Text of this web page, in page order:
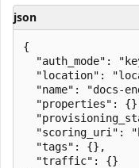
json
{
"auth_mode":
"location":
"name": "docs-
"properties":
"scoring_uri":
  "tags": {},
  "traffic": {}